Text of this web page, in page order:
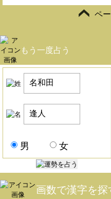
ペ
もう一度占う
男 女
画数で漢字を探